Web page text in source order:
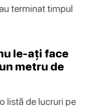
terminat timpul
le-ați face
metru de
listă de lucruri pe